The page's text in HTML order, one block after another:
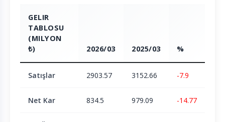
GELIR
TABLOSU
(MILYON
₺)
2026/03 2025/03 %
Satışlar 2903.57 3152.66 -7.9
Net Kar 834.5 979.09 -14.77